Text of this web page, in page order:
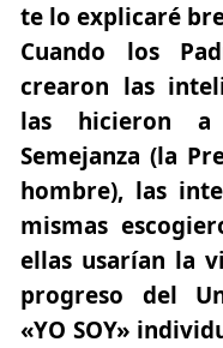
te lo explicaré
Cuando los
crearon las
las hicieron
Semejanza (la
hombre), las
mismas
ellas usarían la
progreso del
«YO SOY»